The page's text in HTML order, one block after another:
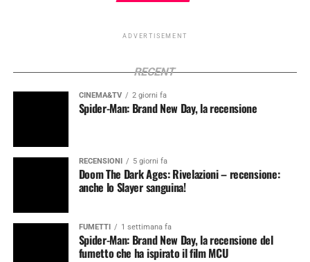
ADVERTISEMENT
RECENT
CINEMA&TV 2 giorni fa
Spider-Man: Brand New Day, la recensione
RECENSIONI 5 giorni fa
Doom The Dark Ages: Rivelazioni – recensione:
anche lo Slayer sanguina!
FUMETTI 1 settimana fa
Spider-Man: Brand New Day, la recensione del
fumetto che ha ispirato il film MCU